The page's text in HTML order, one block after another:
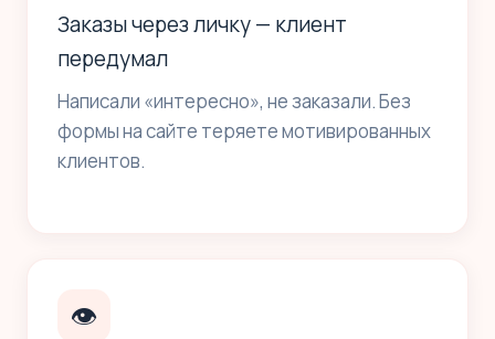
Заказы через личку — клиент
передумал
Написали «интересно», не заказали. Без
формы на сайте теряете мотивированных
клиентов.
👁